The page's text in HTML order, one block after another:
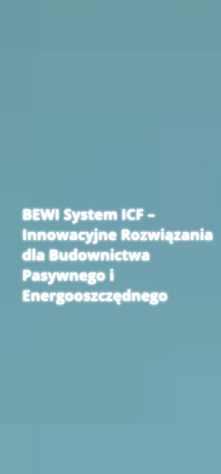
BEWI System ICF –
Innowacyjne Rozwiązania
dla Budownictwa
Pasywnego i
Energooszczędnego